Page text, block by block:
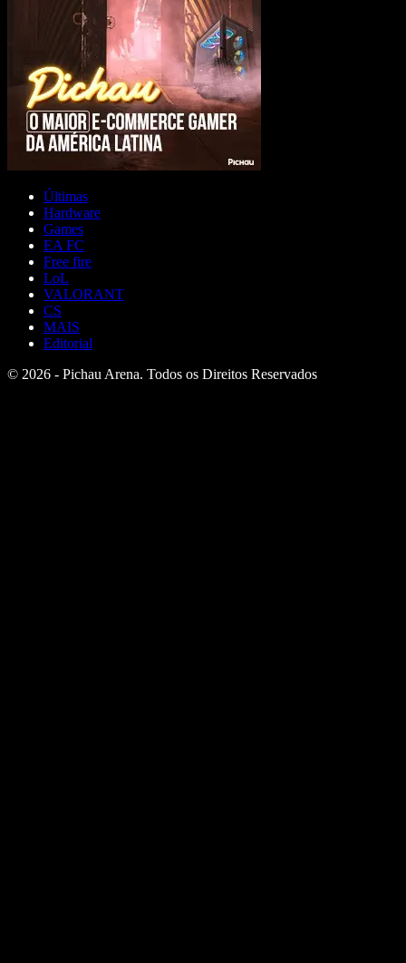
Últimas
Hardware
Games
EA FC
Free fire
LoL
VALORANT
CS
MAIS
Editorial
© 2026 - Pichau Arena. Todos os Direitos Reservados